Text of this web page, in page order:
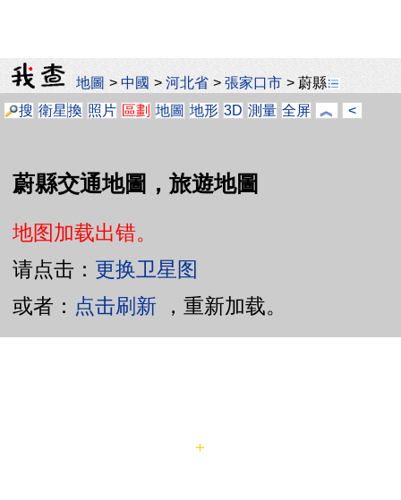
地圖 >中國 >河北省 >張家口市 >蔚縣
搜 衛星換 照片 區劃 地圖 地形 3D 測量 全屏 ︽ <
蔚縣交通地圖，旅遊地圖
地图加载出错。
请点击： 更换卫星图
或者： 点击刷新 ，重新加载。